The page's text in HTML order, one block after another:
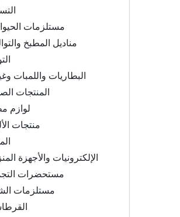
مستلزمات
مناديل المطبخ
البطاريات واللمبات
المنتجات
لوازم
منتجات
الإلكترونيات والأجهزة
مستحضرات
مستلزمات